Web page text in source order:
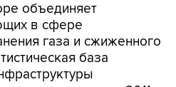
объединяет
в сфере
газа и сжиженного
база